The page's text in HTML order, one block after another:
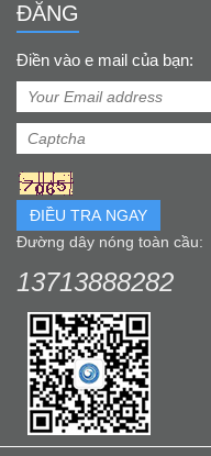
ĐĂNG
Điền vào e mail của bạn:
ĐIỀU TRA NGAY
Đường dây nóng toàn cầu:
13713888282